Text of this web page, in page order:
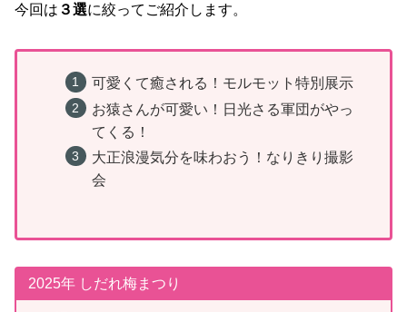
今回は ３選に絞ってご紹介します。
可愛くて癒される！モルモット特別展示
お猿さんが可愛い！日光さる軍団がやっ
てくる！
大正浪漫気分を味わおう！なりきり撮影
会
2025年 しだれ梅まつり